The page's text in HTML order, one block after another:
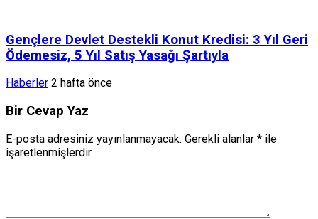
Gençlere Devlet Destekli Konut Kredisi: 3 Yıl Geri
Ödemesiz, 5 Yıl Satış Yasağı Şartıyla
Haberler 2 hafta önce
Bir Cevap Yaz
E-posta adresiniz yayınlanmayacak. Gerekli alanlar * ile
işaretlenmişlerdir